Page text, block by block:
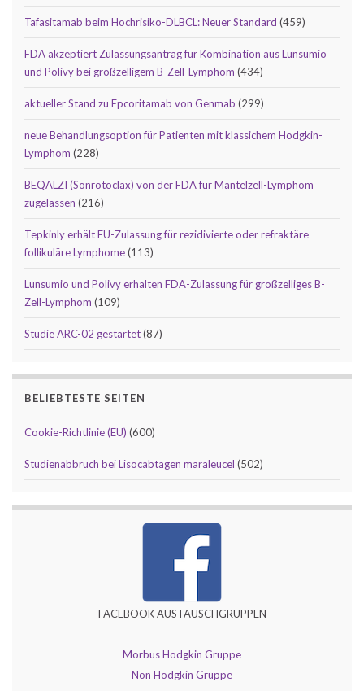
Tafasitamab beim Hochrisiko-DLBCL: Neuer Standard (459)
FDA akzeptiert Zulassungsantrag für Kombination aus Lunsumio
und Polivy bei großzelligem B-Zell-Lymphom (434)
aktueller Stand zu Epcoritamab von Genmab (299)
neue Behandlungsoption für Patienten mit klassichem Hodgkin-
Lymphom (228)
BEQALZI (Sonrotoclax) von der FDA für Mantelzell-Lymphom
zugelassen (216)
Tepkinly erhält EU-Zulassung für rezidivierte oder refraktäre
follikuläre Lymphome(113)
Lunsumio und Polivy erhalten FDA-Zulassung für großzelliges B-
Zell-Lymphom (109)
Studie ARC-02 gestartet(87)
BELIEBTESTE SEITEN
Cookie-Richtlinie (EU) (600)
Studienabbruch bei Lisocabtagen maraleucel (502)
FACEBOOK AUSTAUSCHGRUPPEN
Morbus Hodgkin Gruppe
Non Hodgkin Gruppe